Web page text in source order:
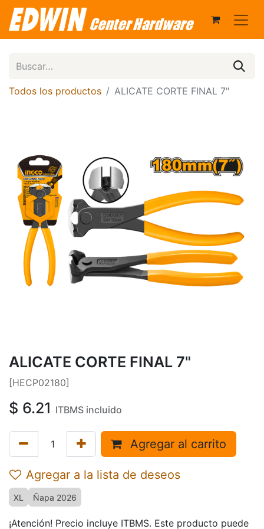
Todos los productos ALICATE CORTE FINAL 7"
ALICATE CORTE FINAL 7"
[HECP02180]
$ 6.21 ITBMS incluido
Agregar al carrito
Agregar a la lista de deseos
XL Ñapa 2026
¡Atención! Precio incluye ITBMS. Este producto puede